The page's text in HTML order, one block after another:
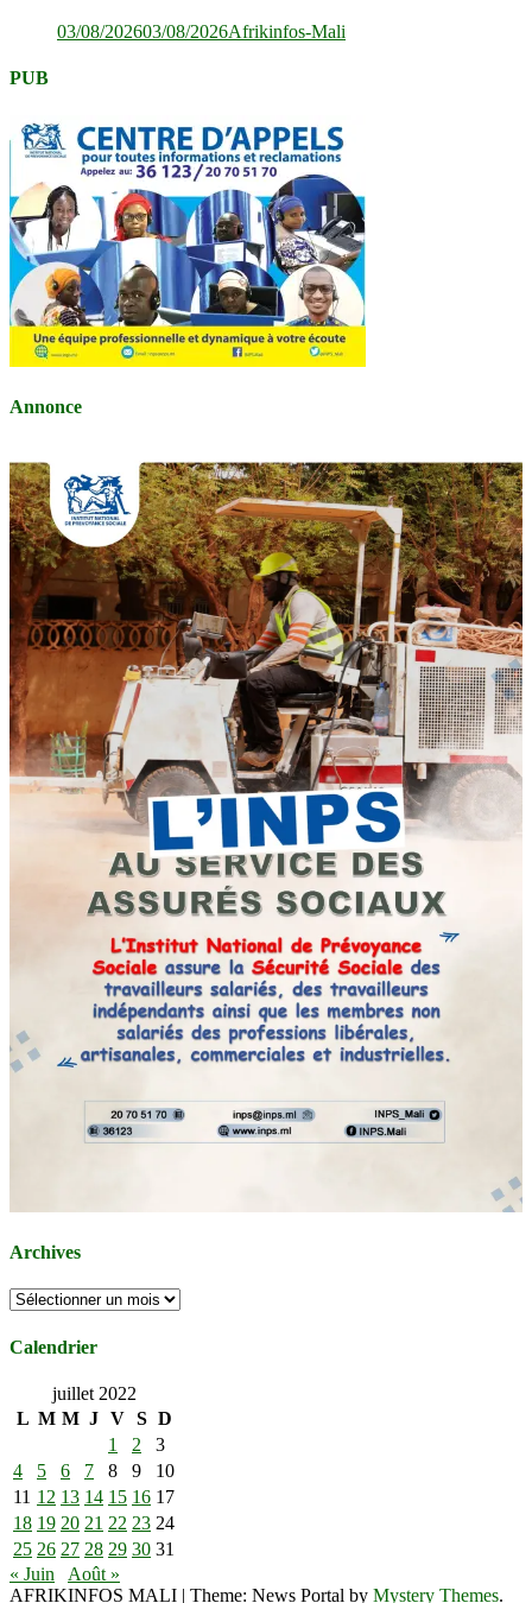
03/08/202603/08/2026Afrikinfos-Mali
PUB
Annonce
Archives
Archives
Calendrier
juillet 2022
L M M J V S D
1
2
3
4
5 6 7 8 9
10
11 12 13 14 15 16 17
18 19 20 21 22 23 24
25 26 27 28 29 30 31
« Juin
Août »
AFRIKINFOS MALI | Theme: News Portal by Mystery Themes.